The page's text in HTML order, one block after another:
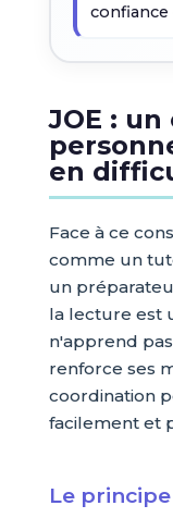
JOE :
en
Face à ce
comme un
un
la lecture est
n'apprend
renforce ses
coordination
facilement et
Le